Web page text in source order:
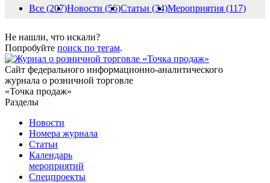
Все (207)Новости (56)Статьи (34)Мероприятия (117)
Не нашли, что искали?
Попробуйте поиск по тегам.
Сайт федерального информационно-аналитического
журнала о розничной торговле
«Точка продаж»
Разделы
Новости
Номера журнала
Статьи
Календарь
мероприятий
Спецпроекты